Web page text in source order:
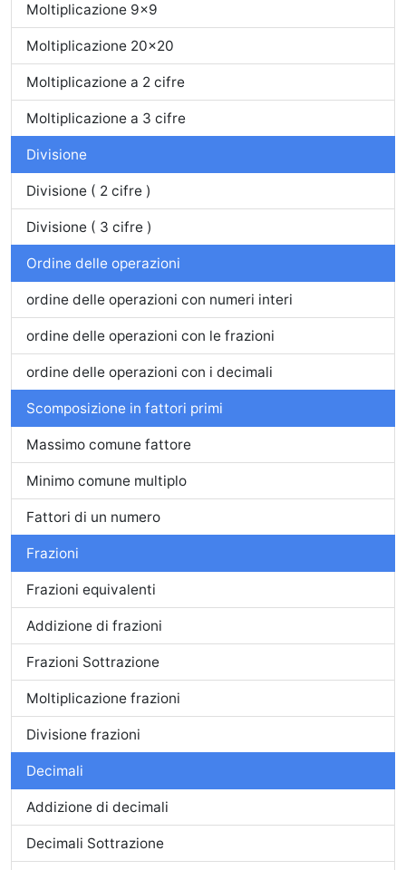
Moltiplicazione 9x9
Moltiplicazione 20x20
Moltiplicazione a 2 cifre
Moltiplicazione a 3 cifre
Divisione
Divisione ( 2 cifre )
Divisione ( 3 cifre )
Ordine delle operazioni
ordine delle operazioni con numeri interi
ordine delle operazioni con le frazioni
ordine delle operazioni con i decimali
Scomposizione in fattori primi
Massimo comune fattore
Minimo comune multiplo
Fattori di un numero
Frazioni
Frazioni equivalenti
Addizione di frazioni
Frazioni Sottrazione
Moltiplicazione frazioni
Divisione frazioni
Decimali
Addizione di decimali
Decimali Sottrazione